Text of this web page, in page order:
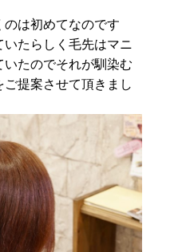
のは初めてなのです
たらしく毛先はマニ
たのでそれが馴染む
提案させて頂きまし